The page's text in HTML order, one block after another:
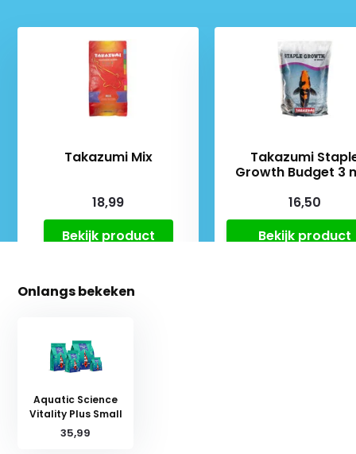
Takazumi Mix
18,99
Bekijk product
Takazumi
Growth Budget 3
16,50
Bekijk product
Onlangs bekeken
Aquatic Science
Vitality Plus Small
35,99